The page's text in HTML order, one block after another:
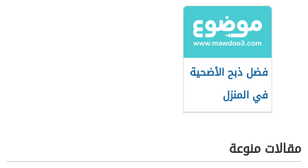
فضل ذبح الأضحية
في المنزل
مقالات منوعة